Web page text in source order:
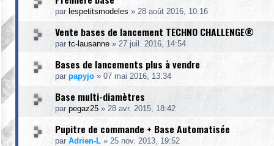
par lespetitsmodeles » 28 août 2016, 10:16
Vente bases de lancement TECHNO CHALLENGE®
par tc-lausanne » 27 juil. 2016, 14:54
Bases de lancements plus à vendre
par papyjo » 07 mai 2016, 13:34
Base multi-diamètres
par pegaz25 » 28 avr. 2015, 18:42
Pupitre de commande + Base Automatisée
par Adrien-L » 25 nov. 2013, 19:52